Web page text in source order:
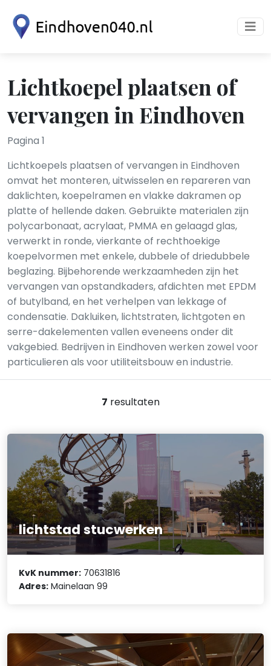
Lichtkoepel plaatsen of
vervangen in Eindhoven
Pagina 1
Lichtkoepels plaatsen of vervangen in Eindhoven
omvat het monteren, uitwisselen en repareren van
daklichten, koepelramen en vlakke dakramen op
platte of hellende daken. Gebruikte materialen zijn
polycarbonaat, acrylaat, PMMA en gelaagd glas,
verwerkt in ronde, vierkante of rechthoekige
koepelvormen met enkele, dubbele of driedubbele
beglazing. Bijbehorende werkzaamheden zijn het
vervangen van opstandkaders, afdichten met EPDM
of butylband, en het verhelpen van lekkage of
condensatie. Dakluiken, lichtstraten, lichtgoten en
serre-dakelementen vallen eveneens onder dit
vakgebied. Bedrijven in Eindhoven werken zowel voor
particulieren als voor utiliteitsbouw en industrie.
7 resultaten
lichtstad stucwerken
KvK nummer: 70631816
Adres: Mainelaan 99